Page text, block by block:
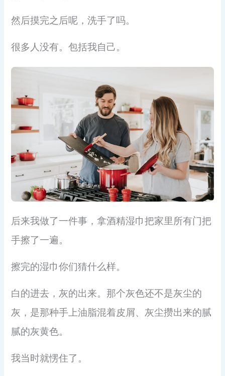
然后摸完之后呢，洗手了吗。
很多人没有。包括我自己。
后来我做了一件事，拿酒精湿巾把家里所有门把
手擦了一遍。
擦完的湿巾你们猜什么样。
白的进去，灰的出来。那个灰色还不是灰尘的
灰，是那种手上油脂混着皮屑、灰尘攒出来的腻
腻的灰黄色。
我当时就愣住了。